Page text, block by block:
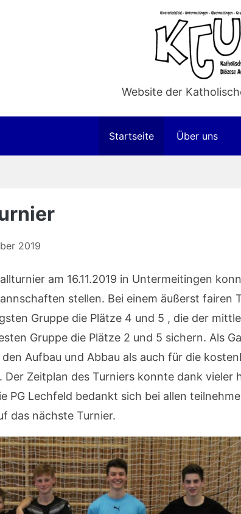
Website der
Startseite Über uns
2019
am 16.11.2019 in Untermeitingen
stellen. Bei einem äußerst fairen
Gruppe die Plätze 4 und 5 , die der
Gruppe die Plätze 2 und 5 sichern. Als
Aufbau und Abbau als auch für die
Zeitplan des Turniers konnte dank vieler
PG Lechfeld bedankt sich bei allen
das nächste Turnier.